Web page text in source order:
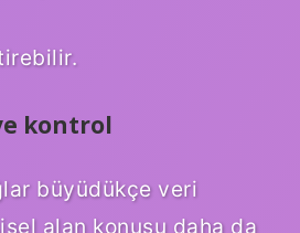
kontrol
büyüdükçe veri
alan konusu daha da